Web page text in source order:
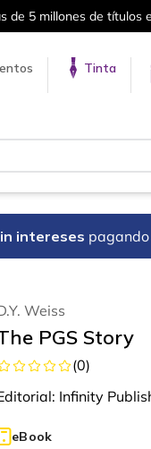
en nuestra tienda en
Tinta
intereses
Weiss
PGS Story
(0)
Infinity
eBook